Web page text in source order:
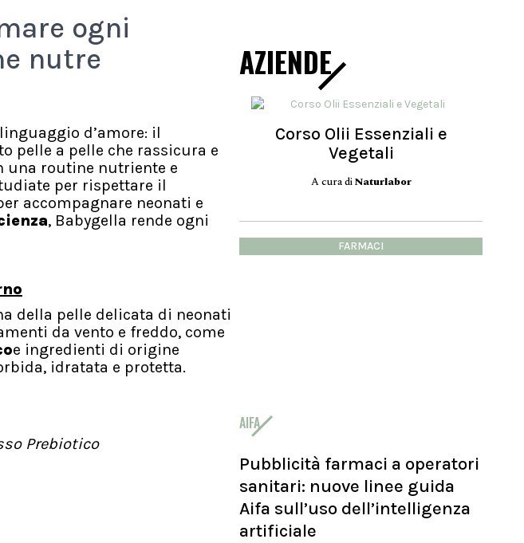
ogni
nutre
d’amore: il
pelle a pelle che rassicura e
una routine nutriente e
per rispettare il
accompagnare neonati e
, Babygella rende ogni
della pelle delicata di neonati
da vento e freddo, come
e ingredienti di origine
idratata e protetta.
Prebiotico
AZIENDE
Corso Olii Essenziali e
Vegetali
A cura diNaturlabor
FARMACI
AIFA
Pubblicità farmaci a operatori
sanitari: nuove linee guida
Aifa sull’uso dell’intelligenza
artificiale